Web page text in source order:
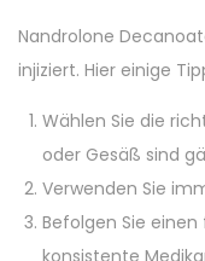
Nandrolone
injiziert. Hier einige
Wählen Sie die
oder Gesäß sind
Verwenden Sie
Befolgen Sie
konsistente